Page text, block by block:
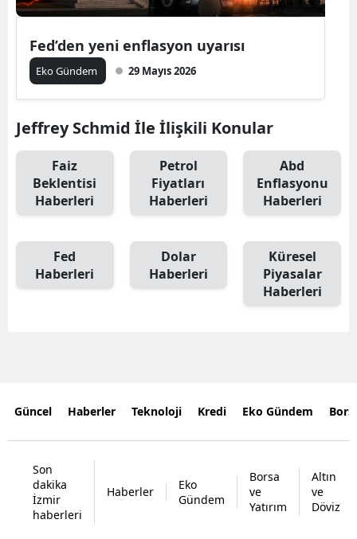
Fed’den yeni enflasyon uyarısı
Eko Gündem 29 Mayıs 2026
Jeffrey Schmid İle İlişkili Konular
Faiz
Beklentisi
Haberleri
Petrol
Fiyatları
Haberleri
Abd
Enflasyonu
Haberleri
Fed
Haberleri
Dolar
Haberleri
Küresel
Piyasalar
Haberleri
Güncel Haberler Teknoloji Kredi Eko Gündem
Son
dakika
İzmir
haberleri
Haberler
Eko
Gündem
Borsa
ve
Yatırım
Altın
ve
Döviz